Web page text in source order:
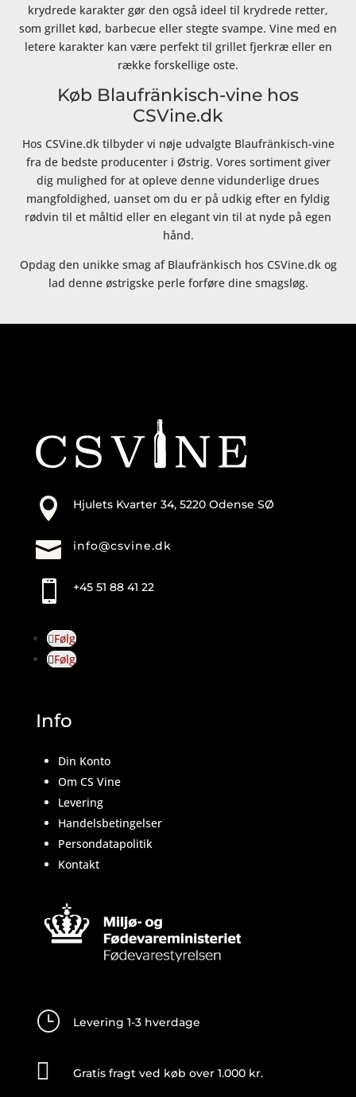
krydrede karakter gør den også ideel til krydrede retter,
som grillet kød, barbecue eller stegte svampe. Vine med en
letere karakter kan være perfekt til grillet fjerkræ eller en
række forskellige oste.
Køb Blaufränkisch-vine hos
CSVine.dk
Hos CSVine.dk tilbyder vi nøje udvalgte Blaufränkisch-vine
fra de bedste producenter i Østrig. Vores sortiment giver
dig mulighed for at opleve denne vidunderlige drues
mangfoldighed, uanset om du er på udkig efter en fyldig
rødvin til et måltid eller en elegant vin til at nyde på egen
hånd.
Opdag den unikke smag af Blaufränkisch hos CSVine.dk og
lad denne østrigske perle forføre dine smagsløg.
 Hjulets Kvarter 34, 5220 Odense SØ
 info@csvine.dk
 +45 51 88 41 22
Følg
Følg
Info
Din Konto
Om CS Vine
Levering
Handelsbetingelser
Persondatapolitik
Kontakt
} Levering 1-3 hverdage
 Gratis fragt ved køb over 1.000 kr.